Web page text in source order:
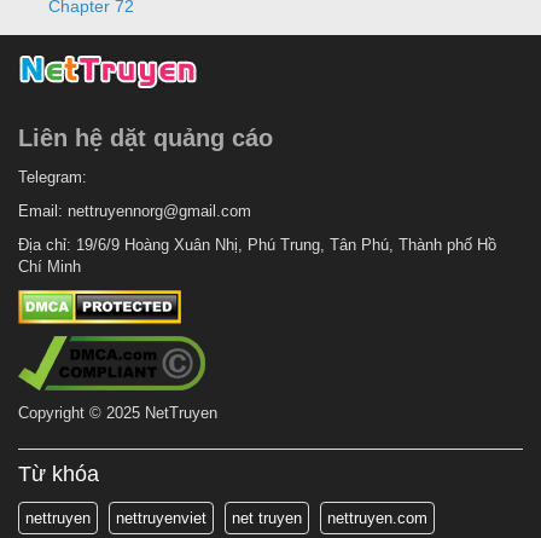
Chapter 72
Liên hệ dặt quảng cáo
Telegram:
Email: nettruyennorg@gmail.com
Địa chỉ: 19/6/9 Hoàng Xuân Nhị, Phú Trung, Tân Phú, Thành phố Hồ
Chí Minh
Copyright © 2025 NetTruyen
Từ khóa
nettruyen nettruyenviet net truyen nettruyen.com